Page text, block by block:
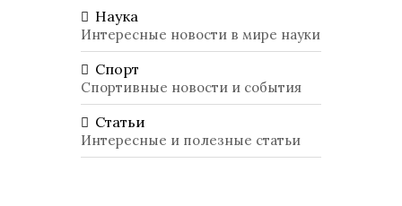
Наука
Интересные новости в мире науки
Спорт
Спортивные новости и события
Статьи
Интересные и полезные статьи